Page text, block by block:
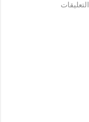
التعليقات